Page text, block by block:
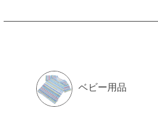
ベビー用品